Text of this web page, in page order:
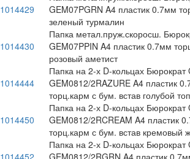
1014429
GEM07PGRN A4 пластик 0.7мм
зеленый турмалин
1014430
Папка метал.пруж.скоросш.
GEM07PPIN A4 пластик 0.7мм
розовый аметист
1014444
Папка на 2-х D-кольцах Бюрократ
GEM0812/2RAZURE A4 пластик
торц.карм с бум. встав голубой
1014450
Папка на 2-х D-кольцах Бюрократ
GEM0812/2RCREAM A4 пластик
торц.карм с бум. встав кремовый
Папка на 2-х D-кольцах Бюрократ